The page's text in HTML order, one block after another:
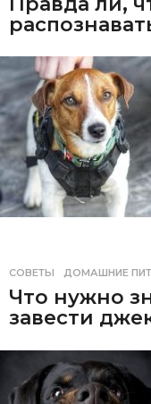
СОВЕТЫ ДОМАШНИЕ
Что нужно
завести